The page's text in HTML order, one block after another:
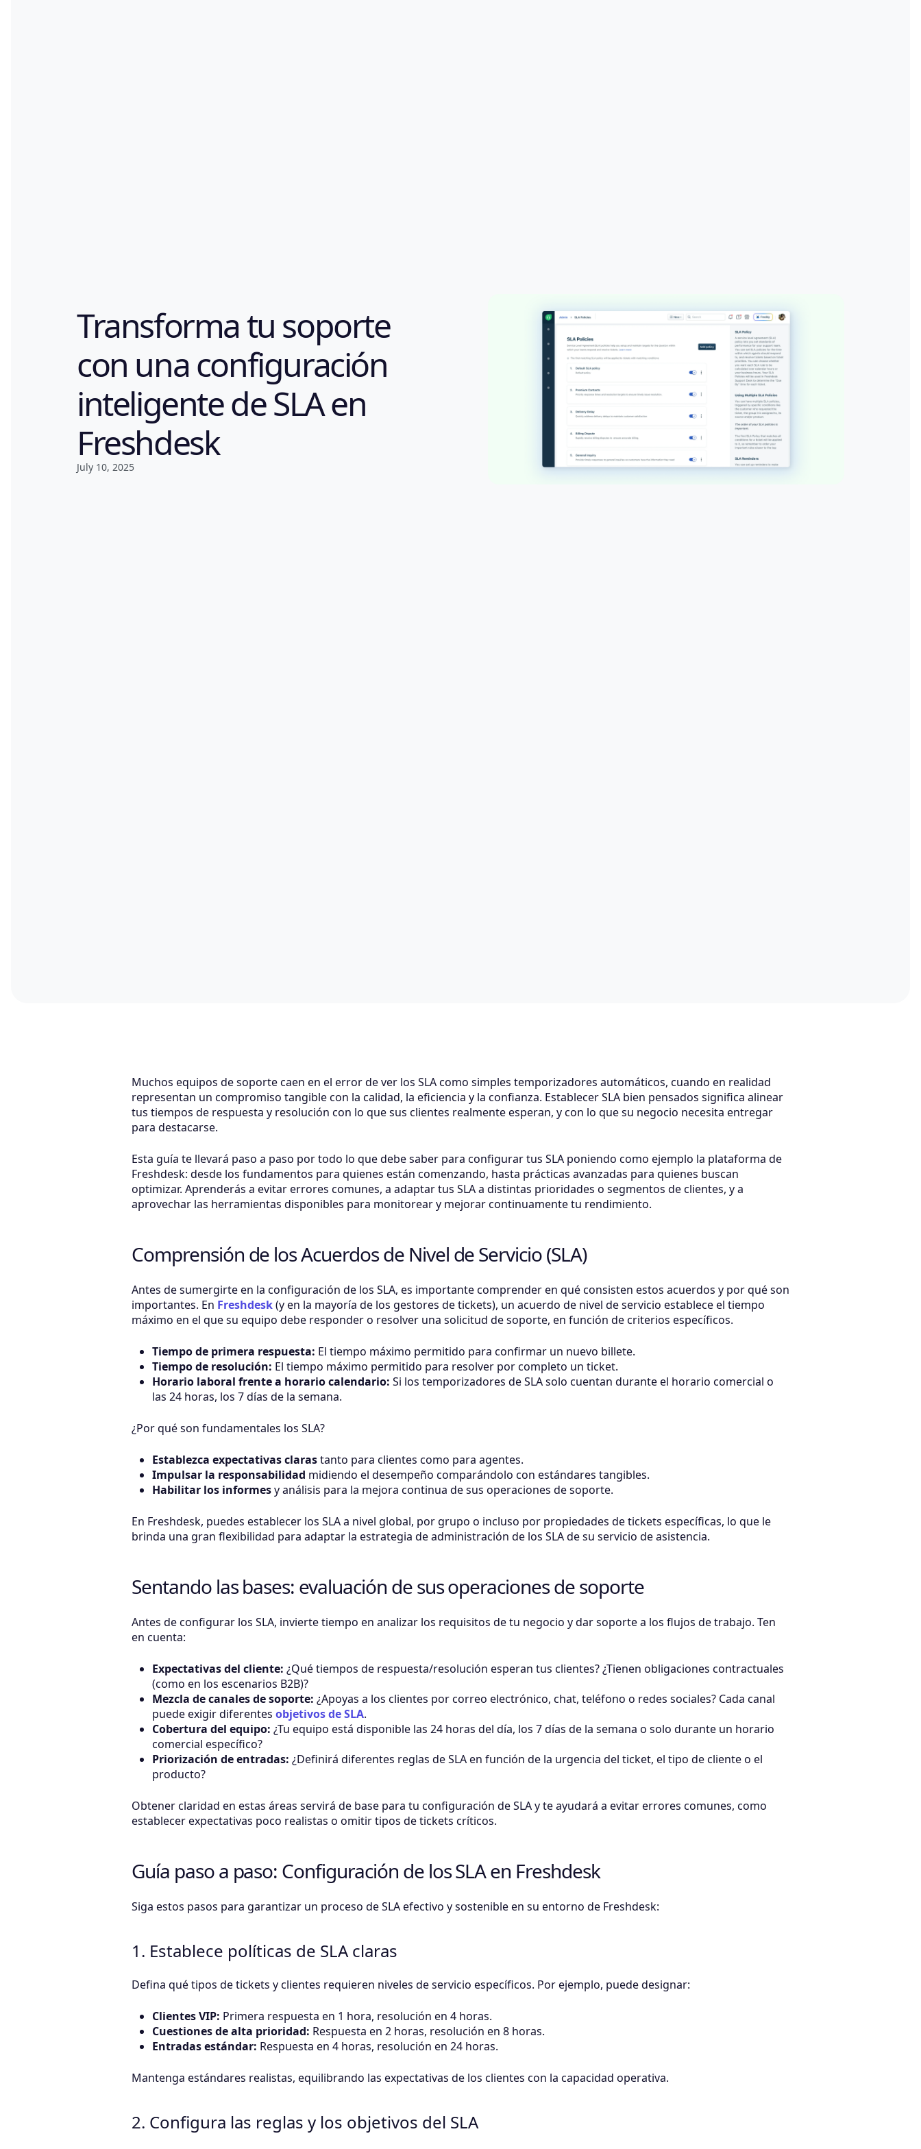
Transforma tu soporte
con una configuración
inteligente de SLA en
Freshdesk
July 10, 2025
Muchos equipos de soporte caen en el error de ver los SLA como simples temporizadores automáticos, cuando en realidad
representan un compromiso tangible con la calidad, la eficiencia y la confianza. Establecer SLA bien pensados significa alinear
tus tiempos de respuesta y resolución con lo que sus clientes realmente esperan, y con lo que su negocio necesita entregar
para destacarse.
Esta guía te llevará paso a paso por todo lo que debe saber para configurar tus SLA poniendo como ejemplo la plataforma de
Freshdesk: desde los fundamentos para quienes están comenzando, hasta prácticas avanzadas para quienes buscan
optimizar. Aprenderás a evitar errores comunes, a adaptar tus SLA a distintas prioridades o segmentos de clientes, y a
aprovechar las herramientas disponibles para monitorear y mejorar continuamente tu rendimiento.
Comprensión de los Acuerdos de Nivel de Servicio (SLA)
Antes de sumergirte en la configuración de los SLA, es importante comprender en qué consisten estos acuerdos y por qué son
importantes. En Freshdesk(y en la mayoría de los gestores de tickets), un acuerdo de nivel de servicio establece el tiempo
máximo en el que su equipo debe responder o resolver una solicitud de soporte, en función de criterios específicos.
Tiempo de primera respuesta: El tiempo máximo permitido para confirmar un nuevo billete.
Tiempo de resolución: El tiempo máximo permitido para resolver por completo un ticket.
Horario laboral frente a horario calendario: Si los temporizadores de SLA solo cuentan durante el horario comercial o
las 24 horas, los 7 días de la semana.
¿Por qué son fundamentales los SLA?
Establezca expectativas clarastanto para clientes como para agentes.
Impulsar la responsabilidad midiendo el desempeño comparándolo con estándares tangibles.
Habilitar los informesy análisis para la mejora continua de sus operaciones de soporte.
En Freshdesk, puedes establecer los SLA a nivel global, por grupo o incluso por propiedades de tickets específicas, lo que le
brinda una gran flexibilidad para adaptar la estrategia de administración de los SLA de su servicio de asistencia.
Sentando las bases: evaluación de sus operaciones de soporte
Antes de configurar los SLA, invierte tiempo en analizar los requisitos de tu negocio y dar soporte a los flujos de trabajo. Ten
en cuenta:
Expectativas del cliente: ¿Qué tiempos de respuesta/resolución esperan tus clientes? ¿Tienen obligaciones contractuales
(como en los escenarios B2B)?
Mezcla de canales de soporte: ¿Apoyas a los clientes por correo electrónico, chat, teléfono o redes sociales? Cada canal
puede exigir diferentes objetivos de SLA.
Cobertura del equipo: ¿Tu equipo está disponible las 24 horas del día, los 7 días de la semana o solo durante un horario
comercial específico?
Priorización de entradas: ¿Definirá diferentes reglas de SLA en función de la urgencia del ticket, el tipo de cliente o el
producto?
Obtener claridad en estas áreas servirá de base para tu configuración de SLA y te ayudará a evitar errores comunes, como
establecer expectativas poco realistas o omitir tipos de tickets críticos.
Guía paso a paso: Configuración de los SLA en Freshdesk
Siga estos pasos para garantizar un proceso de SLA efectivo y sostenible en su entorno de Freshdesk:
1. Establece políticas de SLA claras
Defina qué tipos de tickets y clientes requieren niveles de servicio específicos. Por ejemplo, puede designar:
Clientes VIP: Primera respuesta en 1 hora, resolución en 4 horas.
Cuestiones de alta prioridad: Respuesta en 2 horas, resolución en 8 horas.
Entradas estándar: Respuesta en 4 horas, resolución en 24 horas.
Mantenga estándares realistas, equilibrando las expectativas de los clientes con la capacidad operativa.
2. Configura las reglas y los objetivos del SLA